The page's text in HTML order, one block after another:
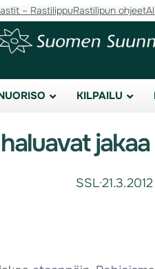
– RastilippuRastilipun ohjeet
KILPAILU
SSL·21.3.2012